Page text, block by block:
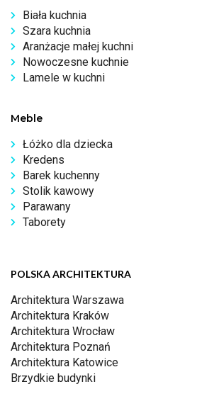
Biała kuchnia
Szara kuchnia
Aranżacje małej kuchni
Nowoczesne kuchnie
Lamele w kuchni
Meble
Łóżko dla dziecka
Kredens
Barek kuchenny
Stolik kawowy
Parawany
Taborety
POLSKA ARCHITEKTURA
Architektura Warszawa
Architektura Kraków
Architektura Wrocław
Architektura Poznań
Architektura Katowice
Brzydkie budynki